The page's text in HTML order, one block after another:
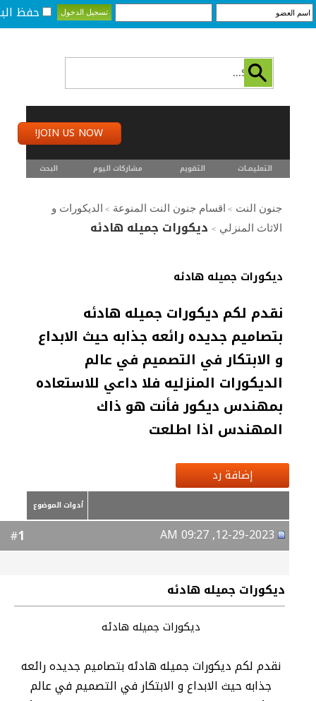
حفظ
JOIN US NOW!
التعليمـــات التقويم مشاركات اليوم البحث
جنون النت > اقسام جنون النت المنوعة >
الديكورات و
الاثاث المنزلي > ديكورات جميله هادئه
ديكورات جميله هادئه
نقدم لكم ديكورات جميله هادئه
بتصاميم جديده رائعه جذابه حيث الابداع
و الابتكار في التصميم في عالم
الديكورات المنزليه فلا داعي للاستعاده
بمهندس ديكور فأنت هو ذاك
المهندس اذا اطلعت
إضافة رد
أدوات الموضوع
1
ديكورات جميله هادئه
ديكورات جميله هادئه
نقدم لكم ديكورات جميله هادئه بتصاميم جديده رائعه
جذابه حيث الابداع و الابتكار في التصميم في عالم